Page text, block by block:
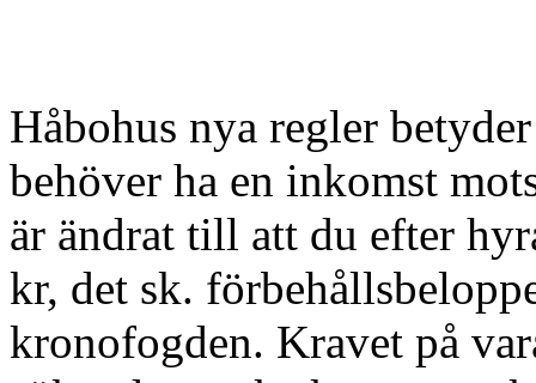
Håbohus nya regler
behöver ha en inkomst
är ändrat till att du efter
kr, det sk.
kronofogden. Kravet på